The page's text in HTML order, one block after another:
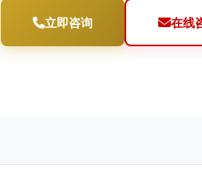
立即咨询 在线